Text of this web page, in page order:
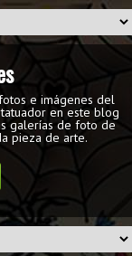
e imágenes del
en este blog
galerías de foto de
pieza de arte.